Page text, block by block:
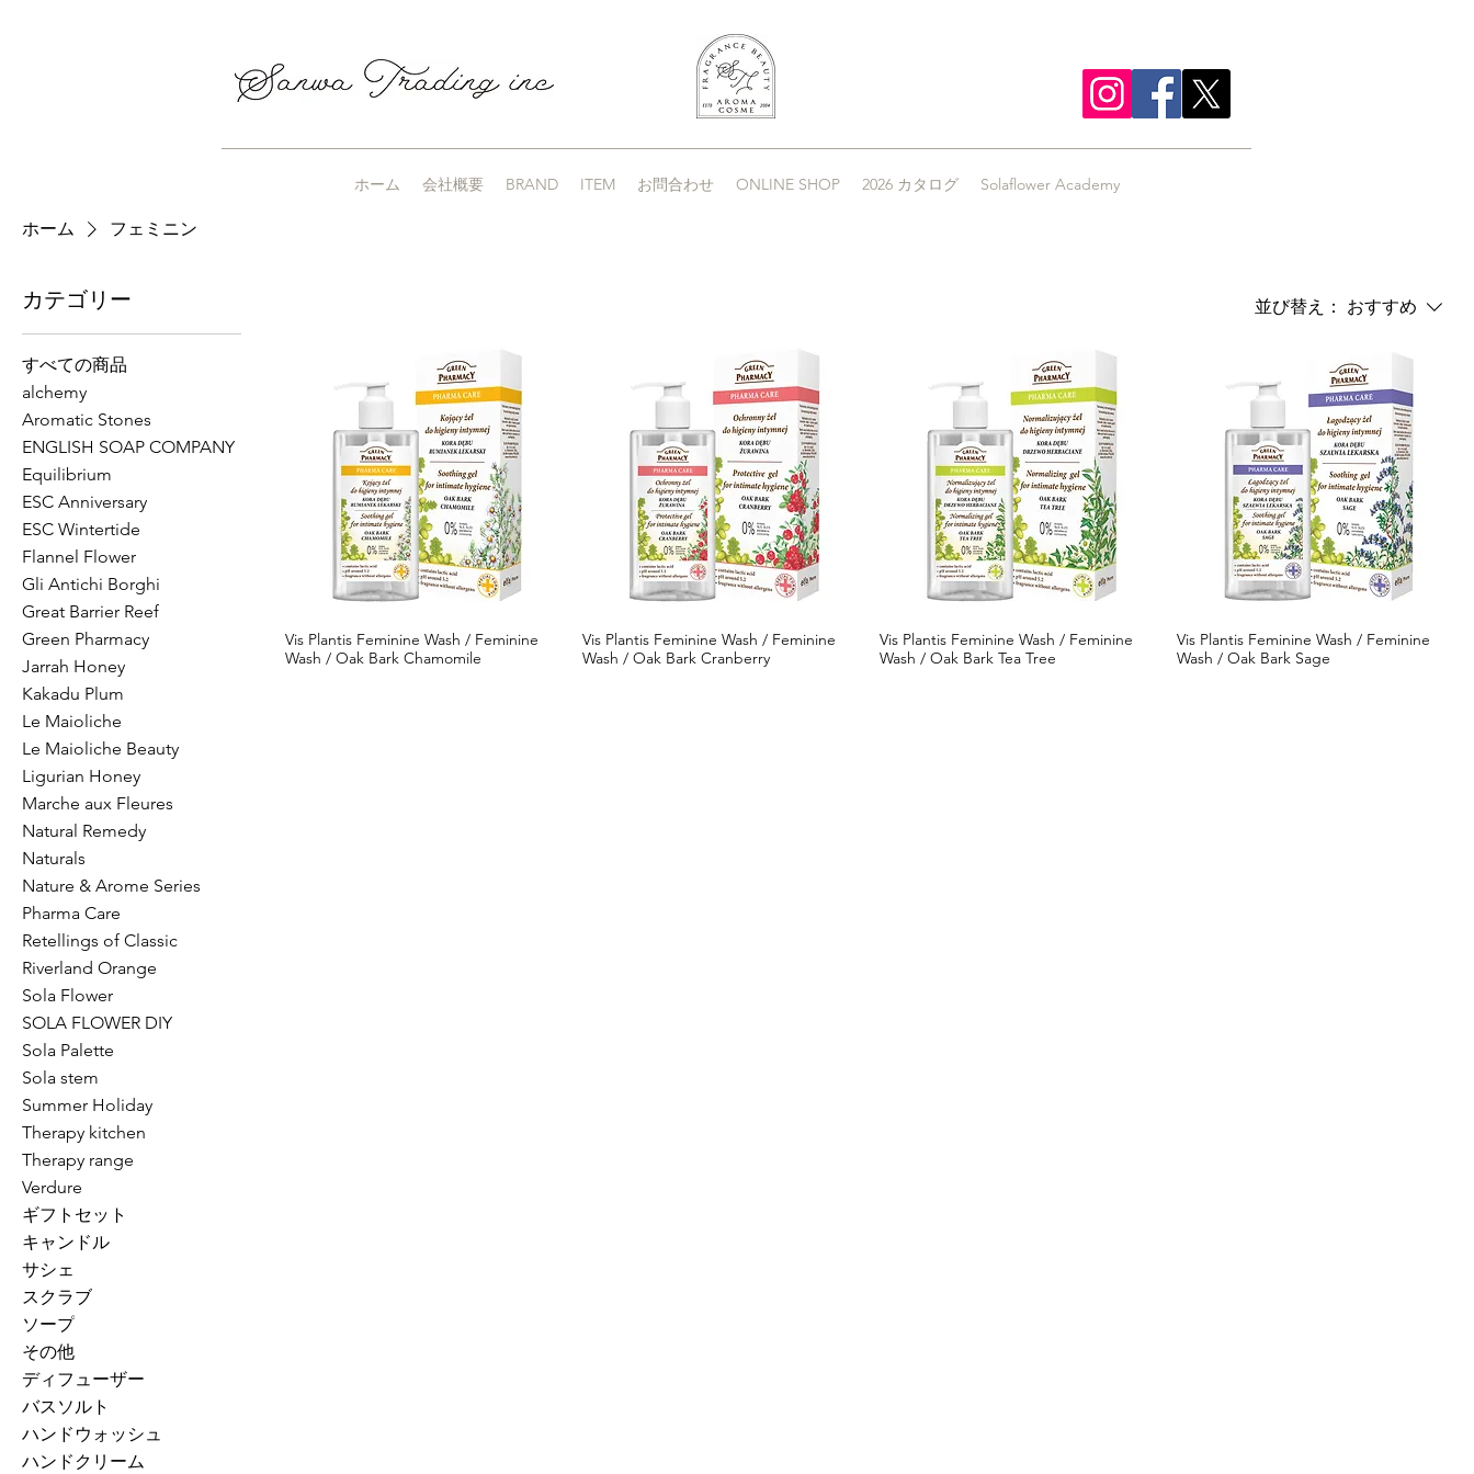
ホーム 会社概要 BRAND ITEM お問合わせ ONLINE SHOP 2026 カタログ Solaflower Academy
ホーム フェミニン
カテゴリー
すべての商品
alchemy
Aromatic Stones
ENGLISH SOAP COMPANY
Equilibrium
ESC Anniversary
ESC Wintertide
Flannel Flower
Gli Antichi Borghi
Great Barrier Reef
Green Pharmacy
Jarrah Honey
Kakadu Plum
Le Maioliche
Le Maioliche Beauty
Ligurian Honey
Marche aux Fleures
Natural Remedy
Naturals
Nature & Arome Series
Pharma Care
Retellings of Classic
Riverland Orange
Sola Flower
SOLA FLOWER DIY
Sola Palette
Sola stem
Summer Holiday
Therapy kitchen
Therapy range
Verdure
ギフトセット
キャンドル
サシェ
スクラブ
ソープ
その他
ディフューザー
バスソルト
ハンドウォッシュ
ハンドクリーム
並び替え： おすすめ
Vis Plantis Feminine Wash / Feminine
Wash / Oak Bark Chamomile
Vis Plantis Feminine Wash / Feminine
Wash / Oak Bark Cranberry
Vis Plantis Feminine Wash / Feminine
Wash / Oak Bark Tea Tree
Vis Plantis Feminine Wash / Feminine
Wash / Oak Bark Sage